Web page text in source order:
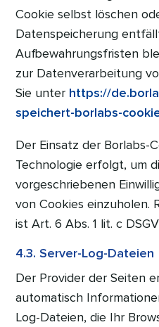
Cookie selbst löschen
Datenspeicherung
Aufbewahrungsfristen
zur Datenverarbeitung
Sie unter https://
speichert-borlabs-
Der Einsatz der Borlabs-
Technologie erfolgt, um
vorgeschriebenen
von Cookies einzuholen.
ist Art. 6 Abs. 1 lit. c
4.3. Server-Log-Dateien
Der Provider der Seiten
automatisch
Log-Dateien, die Ihr